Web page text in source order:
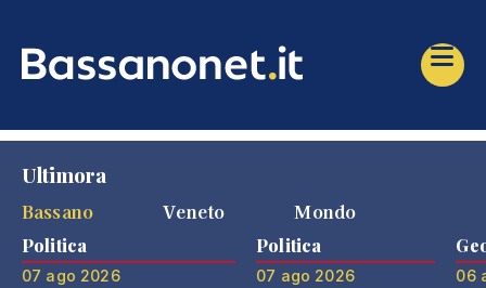
Ultimora
Bassano
Veneto Mondo
Politica
07 ago 2026
Politica
07 ago 2026 06